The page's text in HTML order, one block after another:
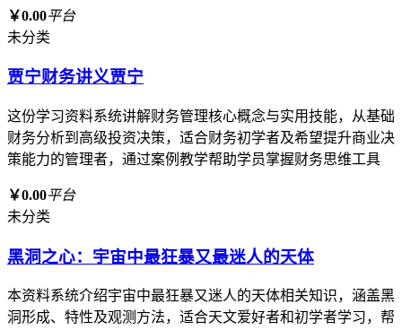
￥0.00平台
未分类
贾宁财务讲义贾宁
这份学习资料系统讲解财务管理核心概念与实用技能，从基础
财务分析到高级投资决策，适合财务初学者及希望提升商业决
策能力的管理者，通过案例教学帮助学员掌握财务思维工具
￥0.00平台
未分类
黑洞之心：宇宙中最狂暴又最迷人的天体
本资料系统介绍宇宙中最狂暴又迷人的天体相关知识，涵盖黑
洞形成、特性及观测方法，适合天文爱好者和初学者学习，帮